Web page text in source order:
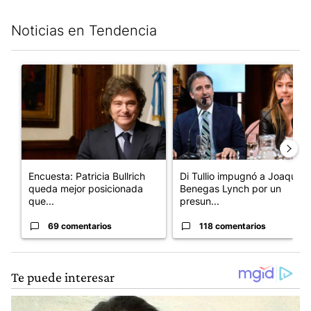
Noticias en Tendencia
Un artículo de tendencia con el título "Encuesta: Patricia
Encuesta: Patricia Bullrich
queda mejor posicionada
que...
69 comentarios
Un artículo de tendencia con
Di Tullio impugnó a Joaquín
Benegas Lynch por un
presun...
118 comentarios